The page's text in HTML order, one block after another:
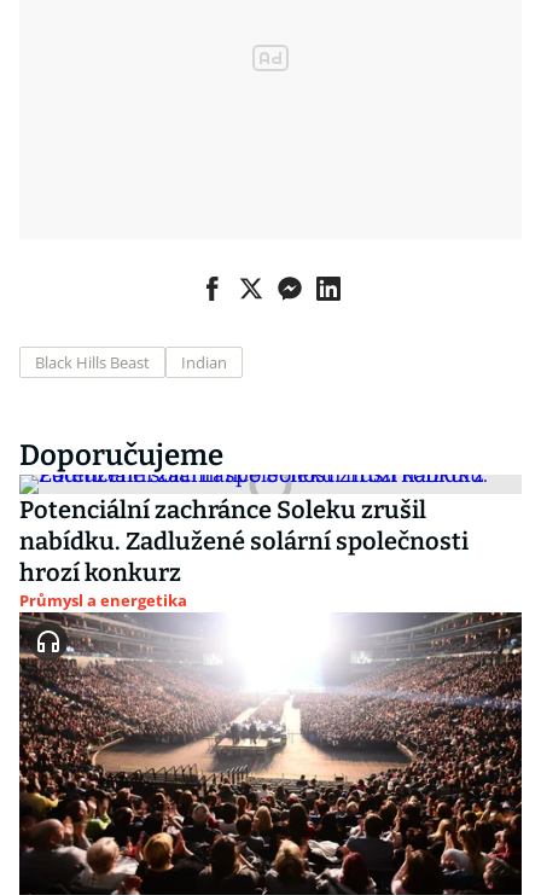
Black Hills Beast Indian
Doporučujeme
Potenciální zachránce Soleku zrušil
nabídku. Zadlužené solární společnosti
hrozí konkurz
Průmysl a energetika